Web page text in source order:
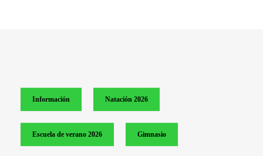
SEDE ELECTRÓNICA
Información Natación 2026
Escuela de verano 2026 Gimnasio